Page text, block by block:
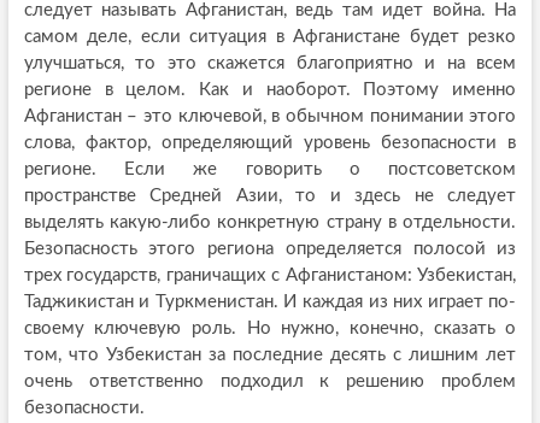
следует называть Афганистан, ведь там идет война. На
самом деле, если ситуация в Афганистане будет резко
улучшаться, то это скажется благоприятно и на всем
регионе в целом. Как и наоборот. Поэтому именно
Афганистан – это ключевой, в обычном понимании этого
слова, фактор, определяющий уровень безопасности в
регионе. Если же говорить о постсоветском
пространстве Средней Азии, то и здесь не следует
выделять какую-либо конкретную страну в отдельности.
Безопасность этого региона определяется полосой из
трех государств, граничащих с Афганистаном: Узбекистан,
Таджикистан и Туркменистан. И каждая из них играет по-
своему ключевую роль. Но нужно, конечно, сказать о
том, что Узбекистан за последние десять с лишним лет
очень ответственно подходил к решению проблем
безопасности.